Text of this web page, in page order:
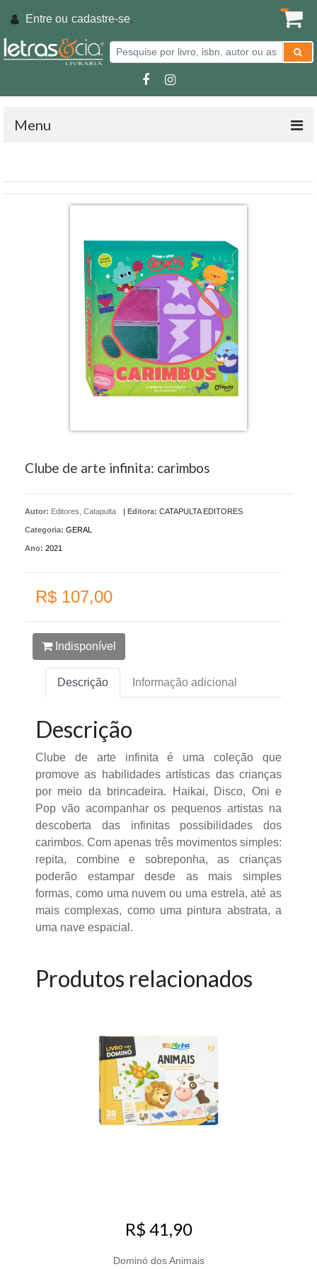
Entre ou cadastre-se.
Menu
Clube de arte infinita: carimbos
Autor: Editores, Catapulta | Editora: CATAPULTA EDITORES
Categoria: GERAL
Ano: 2021
R$ 107,00
Indisponível
Descrição Informação adicional
Descrição
Clube de arte infinita é uma coleção que
promove as habilidades artísticas das crianças
por meio da brincadeira. Haikai, Disco, Oni e
Pop vão acompanhar os pequenos artistas na
descoberta das infinitas possibilidades dos
carimbos. Com apenas três movimentos simples:
repita, combine e sobreponha, as crianças
poderão estampar desde as mais simples
formas, como uma nuvem ou uma estrela, até as
mais complexas, como uma pintura abstrata, a
uma nave espacial.
Produtos relacionados
R$ 41,90
Dominó dos Animais